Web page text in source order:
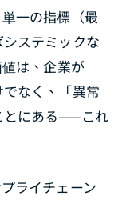
一の指標（最
ステミックな
は、企業が
でなく、「異常
とにある——これ
ライチェーン